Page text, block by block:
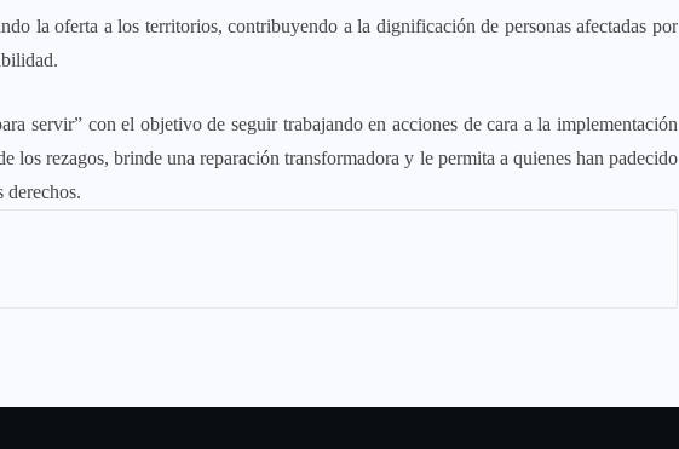
la oferta a los territorios, contribuyendo a la dignificación de personas afectadas por
servir” con el objetivo de seguir trabajando en acciones de cara a la implementación
los rezagos, brinde una reparación transformadora y le permita a quienes han padecido
derechos.